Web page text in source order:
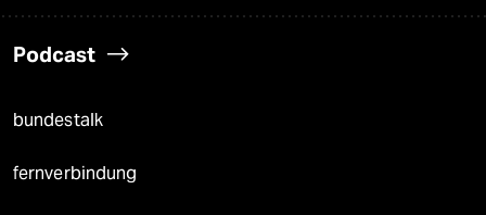
Podcast
bundestalk
fernverbindung